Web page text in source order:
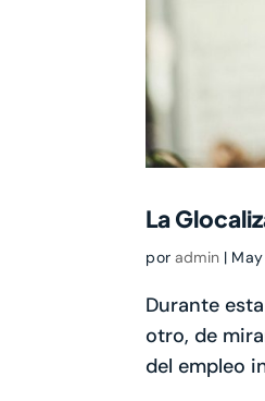
La
poradmin|
Durante
otro, de
del empleo